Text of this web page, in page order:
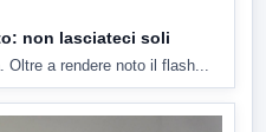
non lasciateci soli
Oltre a rendere noto il flash...